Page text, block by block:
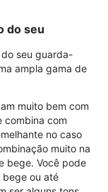
do seu
seu guarda-
ampla gama de
muito bem com
combina com
no caso
muito na
bege. Você pode
bege ou até